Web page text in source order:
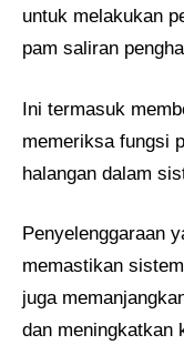
untuk melakukan
pam saliran
Ini termasuk
memeriksa fungsi
halangan dalam
Penyelenggaraan
memastikan
juga
dan meningkatkan